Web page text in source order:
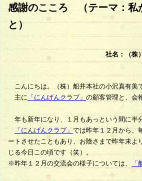
感謝のこころ （テーマ：私
と）
社名：（株
こんにちは。（株）船井本社の小沢真有美
主に 「にんげんクラブ」 の顧客管理と、会
年も新年になり、１月もあっという間に半
「にんげんクラブ」 では昨年１２月から、
ートさせたこともあり、お陰さまで昨年末
じる今日この頃です（笑）。
※昨年１２月の交流会の様子については、
「